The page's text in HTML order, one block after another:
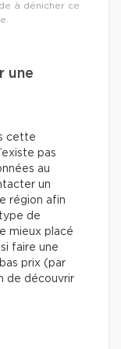
à dénicher ce
une
cette
pas
au
un
région afin
de
mieux placé
faire une
prix (par
de découvrir